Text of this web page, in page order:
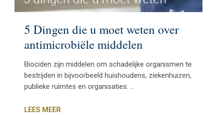
5 Dingen die u moet weten over
antimicrobiële middelen
Biociden zijn middelen om schadelijke organismen te
bestrijden in bijvoorbeeld huishoudens, ziekenhuizen,
publieke ruimtes en organisaties. ...
LEES MEER